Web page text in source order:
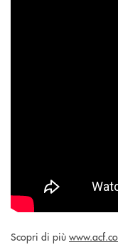
Scopri di più